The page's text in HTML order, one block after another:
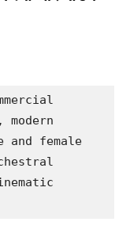
and female